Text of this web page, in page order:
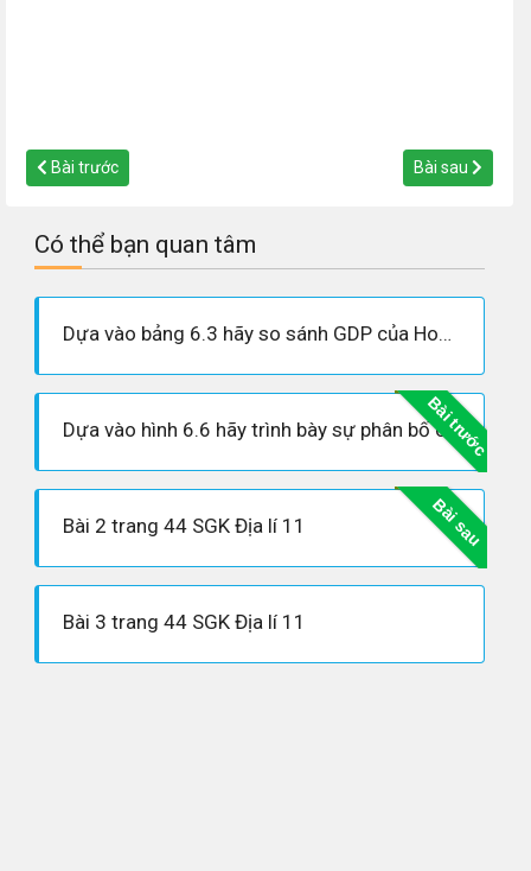
Bài trước Bài sau
Có thể bạn quan tâm
Dựa vào bảng 6.3 hãy so sánh GDP của Hoa Kì với thế giới và một số châu lục
Bài trước
Dựa vào hình 6.6 hãy trình bày sự phân bố các vùng sản xuất nông nghiệp chính của Hoa Kì.
Bài sau
Bài 2 trang 44 SGK Địa lí 11
Bài 3 trang 44 SGK Địa lí 11